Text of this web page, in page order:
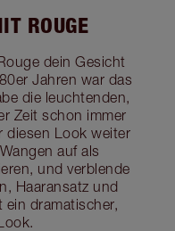
ROUGE
dein Gesicht
Jahren war das
die leuchtenden,
Zeit schon immer
diesen Look weiter
auf als
und verblende
Haaransatz und
dramatischer,